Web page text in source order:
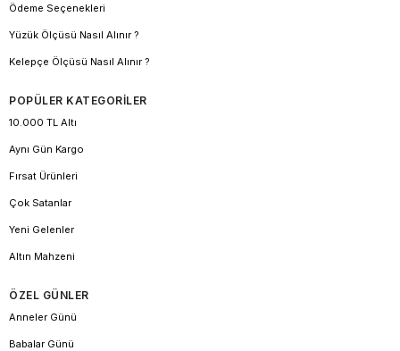
Ödeme Seçenekleri
Yüzük Ölçüsü Nasıl Alınır ?
Kelepçe Ölçüsü Nasıl Alınır ?
POPÜLER KATEGORİLER
10.000 TL Altı
Aynı Gün Kargo
Fırsat Ürünleri
Çok Satanlar
Yeni Gelenler
Altın Mahzeni
ÖZEL GÜNLER
Anneler Günü
Babalar Günü